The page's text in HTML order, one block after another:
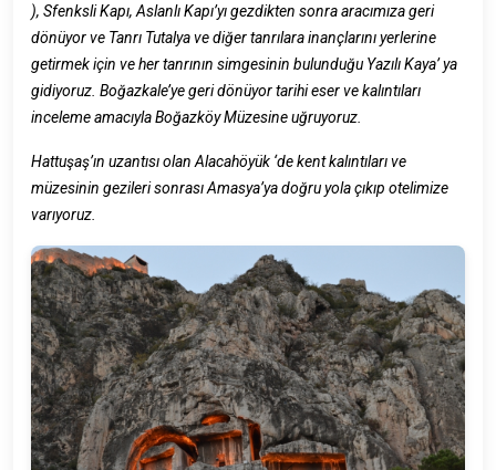
), Sfenksli Kapı, Aslanlı Kapı’yı gezdikten sonra aracımıza geri
dönüyor ve Tanrı Tutalya ve diğer tanrılara inançlarını yerlerine
getirmek için ve her tanrının simgesinin bulunduğu Yazılı Kaya’ ya
gidiyoruz. Boğazkale’ye geri dönüyor tarihi eser ve kalıntıları
inceleme amacıyla Boğazköy Müzesine uğruyoruz.
Hattuşaş’ın uzantısı olan Alacahöyük ‘de kent kalıntıları ve
müzesinin gezileri sonrası Amasya’ya doğru yola çıkıp otelimize
varıyoruz.